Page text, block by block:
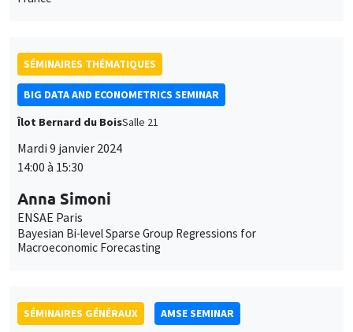
SÉMINAIRES THÉMATIQUES
BIG DATA AND ECONOMETRICS SEMINAR
Îlot Bernard du BoisSalle 21
Mardi 9 janvier 2024
14:00 à 15:30
Anna Simoni
ENSAE Paris
Bayesian Bi-level Sparse Group Regressions for
Macroeconomic Forecasting
SÉMINAIRES GÉNÉRAUX
AMSE SEMINAR